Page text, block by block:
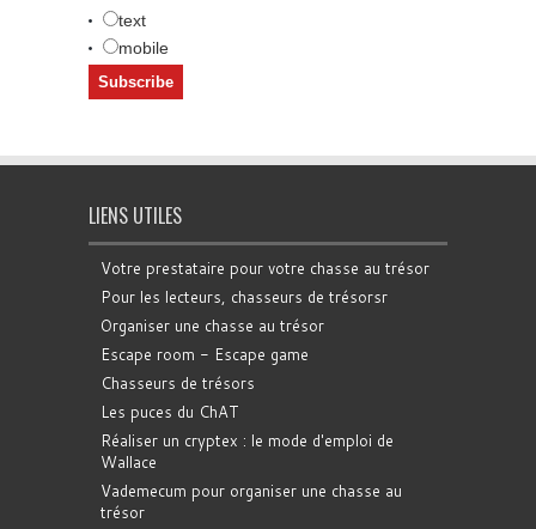
text
mobile
LIENS UTILES
Votre prestataire pour votre chasse au trésor
Pour les lecteurs, chasseurs de trésorsr
Organiser une chasse au trésor
Escape room - Escape game
Chasseurs de trésors
Les puces du ChAT
Réaliser un cryptex : le mode d'emploi de
Wallace
Vademecum pour organiser une chasse au
trésor